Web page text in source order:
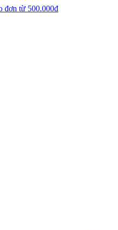
đơn từ 500.000đ